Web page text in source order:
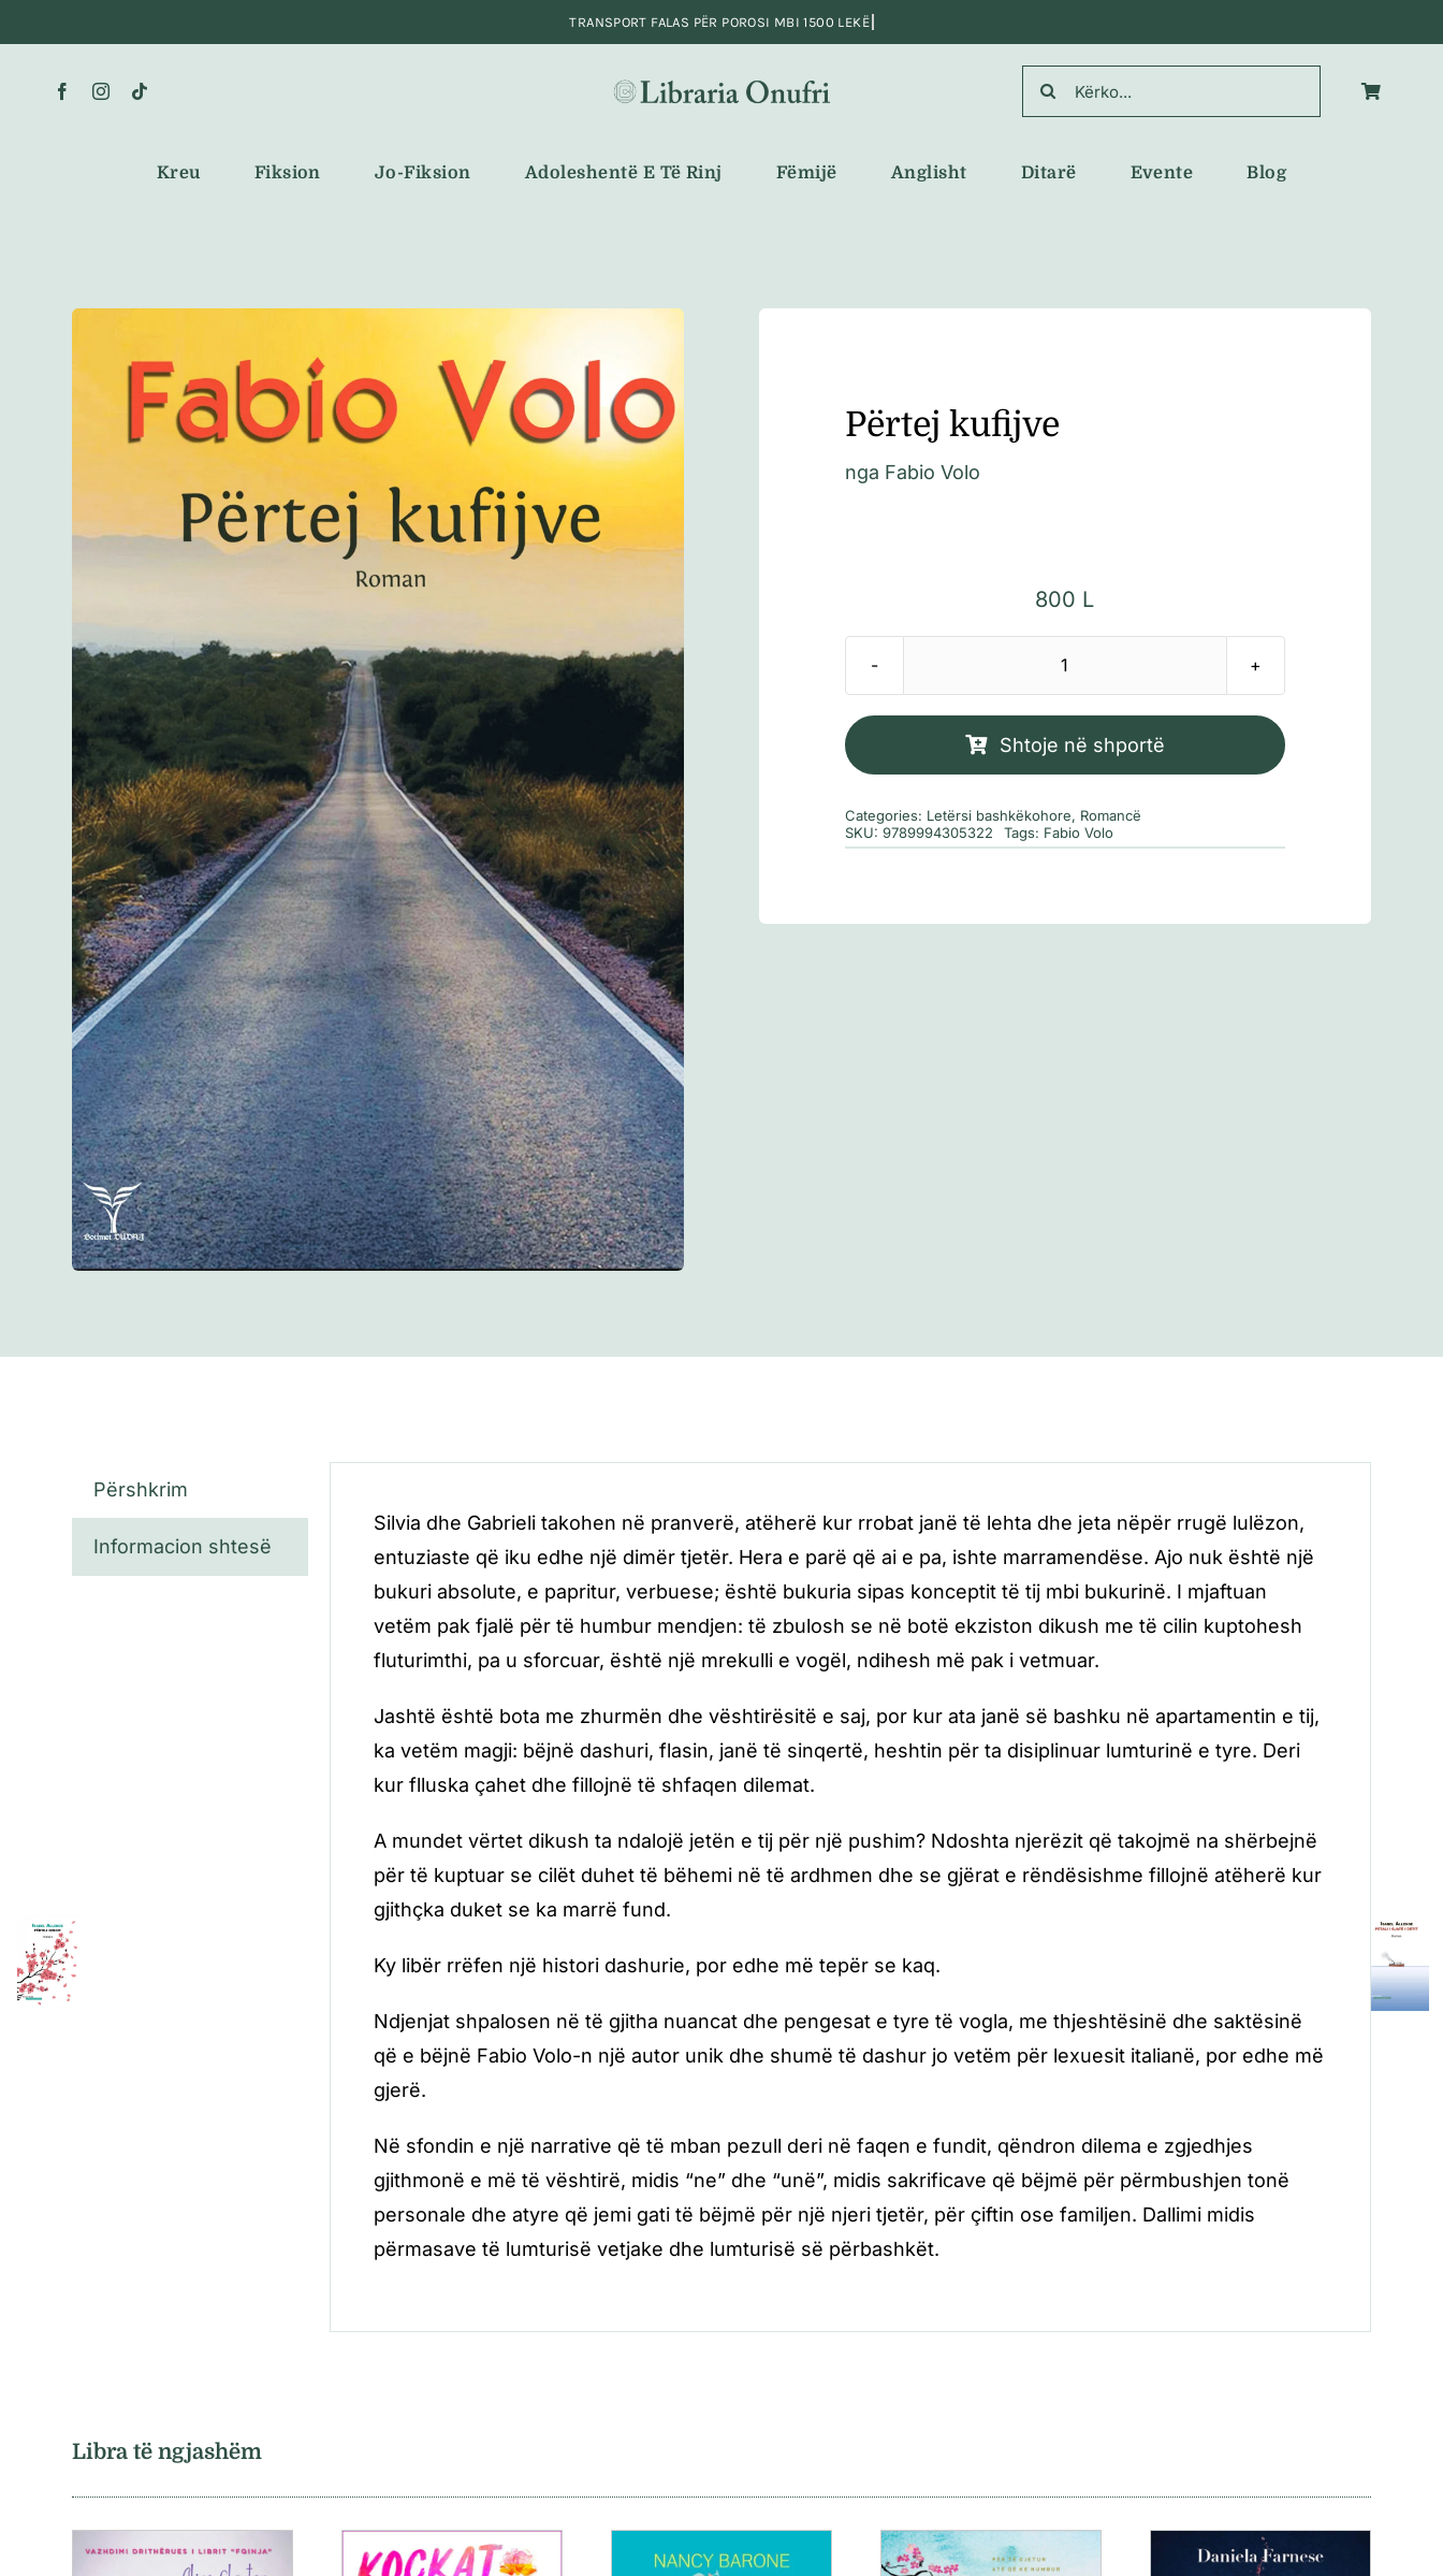
to
content
Search
for:
Kreu Fiksion Jo-Fiksion Adoleshentë E Të Rinj Fëmijë Anglisht Ditarë Evente Blog
Përtej kufijve
nga Fabio Volo
800 L
Sasi
kufijve
Shtoje në shportë
Categories: Letërsi bashkëkohore, Romancë
SKU: 9789994305322 Tags: Fabio Volo
Përshkrim
Informacion shtesë
Silvia dhe Gabrieli takohen në pranverë, atëherë kur rrobat janë të lehta dhe jeta nëpër rrugë lulëzon,
entuziaste që iku edhe një dimër tjetër. Hera e parë që ai e pa, ishte marramendëse. Ajo nuk është një
bukuri absolute, e papritur, verbuese; është bukuria sipas konceptit të tij mbi bukurinë. I mjaftuan
vetëm pak fjalë për të humbur mendjen: të zbulosh se në botë ekziston dikush me të cilin kuptohesh
fluturimthi, pa u sforcuar, është një mrekulli e vogël, ndihesh më pak i vetmuar.
Jashtë është bota me zhurmën dhe vështirësitë e saj, por kur ata janë së bashku në apartamentin e tij,
ka vetëm magji: bëjnë dashuri, flasin, janë të sinqertë, heshtin për ta disiplinuar lumturinë e tyre. Deri
kur flluska çahet dhe fillojnë të shfaqen dilemat.
A mundet vërtet dikush ta ndalojë jetën e tij për një pushim? Ndoshta njerëzit që takojmë na shërbejnë
për të kuptuar se cilët duhet të bëhemi në të ardhmen dhe se gjërat e rëndësishme fillojnë atëherë kur
gjithçka duket se ka marrë fund.
Ky libër rrëfen një histori dashurie, por edhe më tepër se kaq.
Ndjenjat shpalosen në të gjitha nuancat dhe pengesat e tyre të vogla, me thjeshtësinë dhe saktësinë
që e bëjnë Fabio Volo-n një autor unik dhe shumë të dashur jo vetëm për lexuesit italianë, por edhe më
gjerë.
Në sfondin e një narrative që të mban pezull deri në faqen e fundit, qëndron dilema e zgjedhjes
gjithmonë e më të vështirë, midis “ne” dhe “unë”, midis sakrificave që bëjmë për përmbushjen tonë
personale dhe atyre që jemi gati të bëjmë për një njeri tjetër, për çiftin ose familjen. Dallimi midis
përmasave të lumturisë vetjake dhe lumturisë së përbashkët.
Libra të ngjashëm